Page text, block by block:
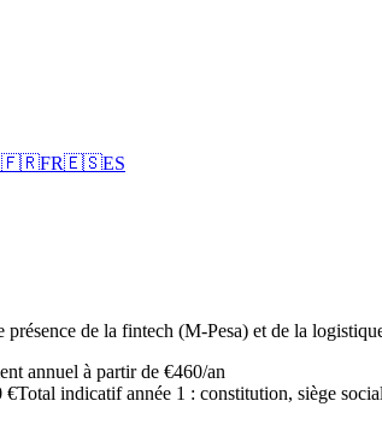
🇫🇷FR🇪🇸ES
de la fintech (M-Pesa) et de la
annuel à partir de €460/an
€Total indicatif année 1 : constitution, siège